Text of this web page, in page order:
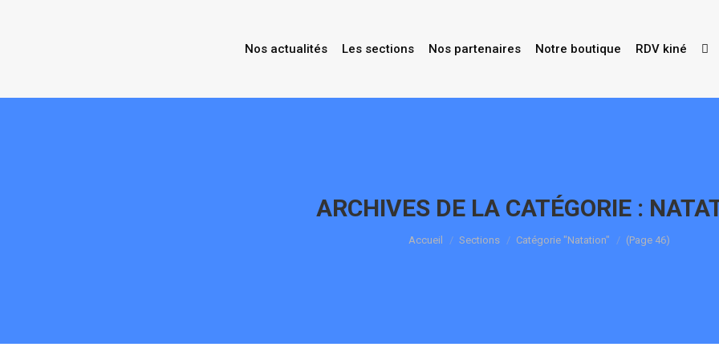
Nos actualités Les sections Nos partenaires Notre boutique RDV kiné
ARCHIVES DE LA CATÉGORIE :
Vous êtes ici :
Accueil Sections Catégorie "Natation" (Page 46)